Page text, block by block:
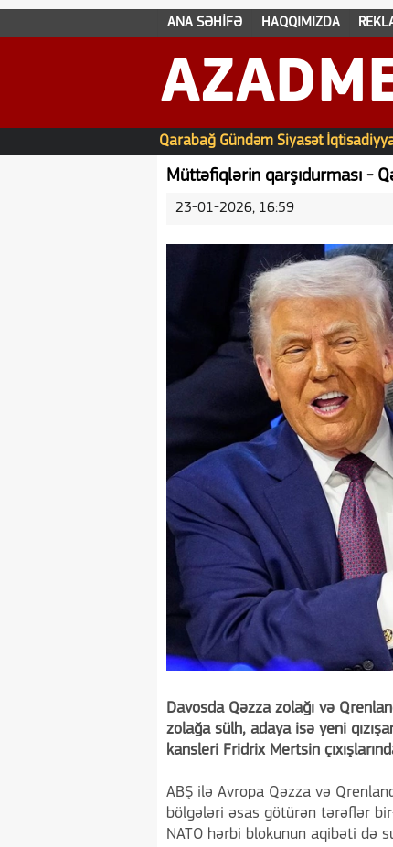
ANA SƏHİFƏ HAQQIMIZDA
Qarabağ Gündəm Siyasət
Müttəfiqlərin qarşıdurması -
23-01-2026, 16:59
Davosda Qəzza zolağı və
zolağa sülh, adaya isə yeni
kansleri Fridrix Mertsin
ABŞ ilə Avropa Qəzza və
bölgələri əsas götürən tərəflər
NATO hərbi blokunun aqibəti də